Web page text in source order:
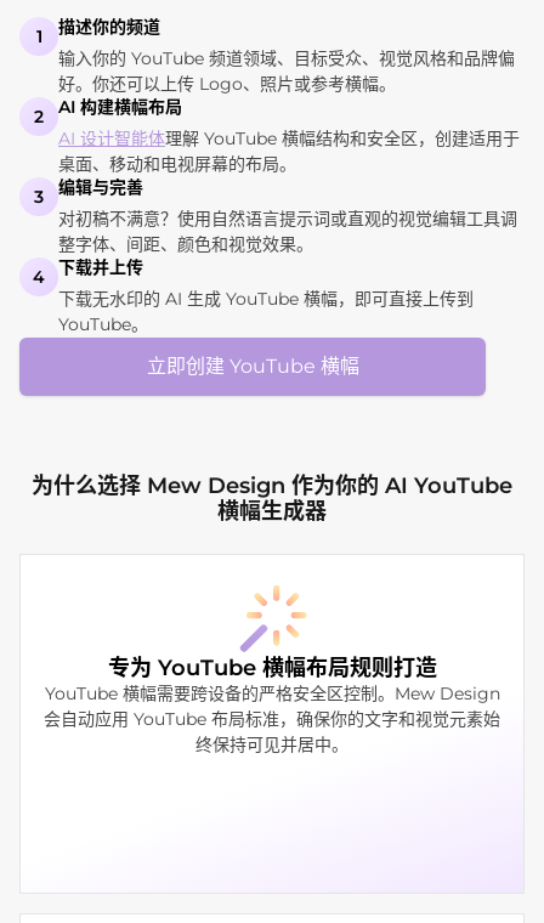
1
描述你的频道
输入你的 YouTube 频道领域、目标受众、视觉风格和品牌偏
好。你还可以上传 Logo、照片或参考横幅。
2
AI 构建横幅布局
AI 设计智能体理解 YouTube 横幅结构和安全区，创建适用于
桌面、移动和电视屏幕的布局。
3
编辑与完善
对初稿不满意？使用自然语言提示词或直观的视觉编辑工具调
整字体、间距、颜色和视觉效果。
4
下载并上传
下载无水印的 AI 生成 YouTube 横幅，即可直接上传到
YouTube。
立即创建 YouTube 横幅
为什么选择 Mew Design 作为你的 AI YouTube
横幅生成器
专为 YouTube 横幅布局规则打造
YouTube 横幅需要跨设备的严格安全区控制。Mew Design
会自动应用 YouTube 布局标准，确保你的文字和视觉元素始
终保持可见并居中。